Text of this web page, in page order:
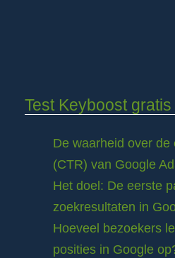
Test Keyboost gratis
De waarheid over de
(CTR) van Google
Het doel: De eerste
zoekresultaten in
Hoeveel bezoekers
posities in Google